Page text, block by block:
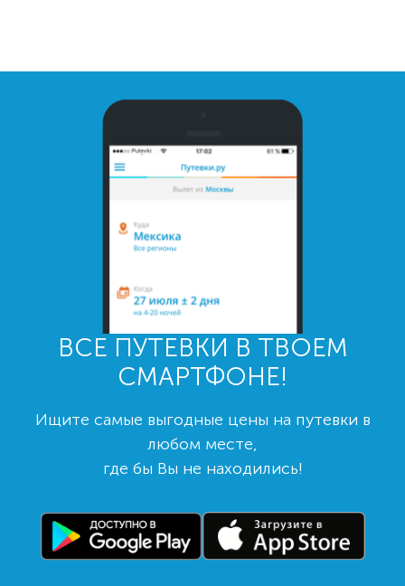
ВСЕ ПУТЕВКИ В ТВОЕМ
СМАРТФОНЕ!
Ищите самые выгодные цены на путевки в
любом месте,
где бы Вы не находились!